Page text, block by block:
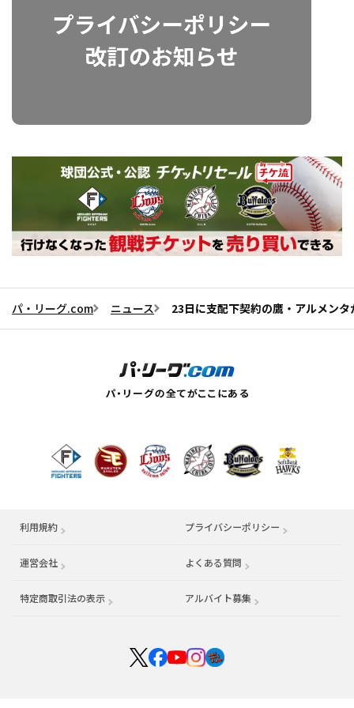
パ・リーグ.com ニュース 23日に支配下契約の鷹・アルメン
利用規約 プライバシーポリシー
運営会社 （別ウィンドウで開く） よくある質問
特定商取引法の表示 アルバイト募集 （別ウィンドウで開く